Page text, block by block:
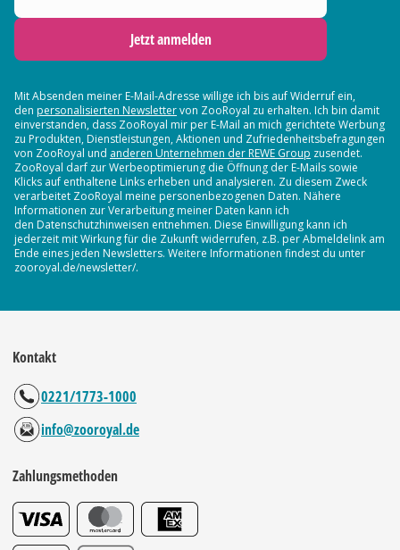
Jetzt anmelden
Mit Absenden meiner E-Mail-Adresse willige ich bis auf Widerruf ein,
den personalisierten Newslettervon ZooRoyal zu erhalten. Ich bin damit
einverstanden, dass ZooRoyal mir per E-Mail an mich gerichtete Werbung
zu Produkten, Dienstleistungen, Aktionen und Zufriedenheitsbefragungen
von ZooRoyal und anderen Unternehmen der REWE Group zusendet.
ZooRoyal darf zur Werbeoptimierung die Öffnung der E-Mails sowie
Klicks auf enthaltene Links erheben und analysieren. Zu diesem Zweck
verarbeitet ZooRoyal meine personenbezogenen Daten. Nähere
Informationen zur Verarbeitung meiner Daten kann ich
den Datenschutzhinweisen entnehmen. Diese Einwilligung kann ich
jederzeit mit Wirkung für die Zukunft widerrufen, z.B. per Abmeldelink am
Ende eines jeden Newsletters. Weitere Informationen findest du unter
zooroyal.de/newsletter/.
Kontakt
0221/1773-1000
info@zooroyal.de
Zahlungsmethoden